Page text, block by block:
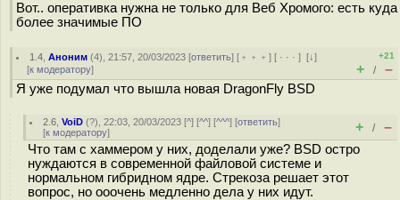
Вот.. оперативка нужна не только для Веб Хромого: есть куда
более значимые ПО
1.4 ,Аноним (4), 21:57, 20/03/2023 [ответить] [ ﹢﹢﹢] [ · · ·][↓]
[к модератору]
+21
+ / –
Я уже подумал что вышла новая DragonFly BSD
2.6 ,VoiD (?), 22:03, 20/03/2023 [^] [^^] [^^^] [ответить]
[к модератору] + / –
Что там с хаммером у них, доделали уже? BSD остро
нуждаются в современной файловой системе и
нормальном гибридном ядре. Стрекоза решает этот
вопрос, но ооочень медленно дела у них идут.